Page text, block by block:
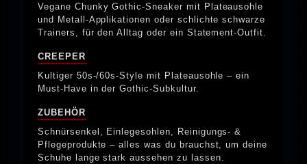
Vegane Chunky Gothic-Sneaker mit Plateausohle
und Metall-Applikationen oder schlichte schwarze
Trainers, für den Alltag oder ein Statement-Outfit.
CREEPER
Kultiger 50s-/60s-Style mit Plateausohle – ein
Must-Have in der Gothic-Subkultur.
ZUBEHÖR
Schnürsenkel, Einlegesohlen, Reinigungs- &
Pflegeprodukte – alles was du brauchst, um deine
Schuhe lange stark aussehen zu lassen.